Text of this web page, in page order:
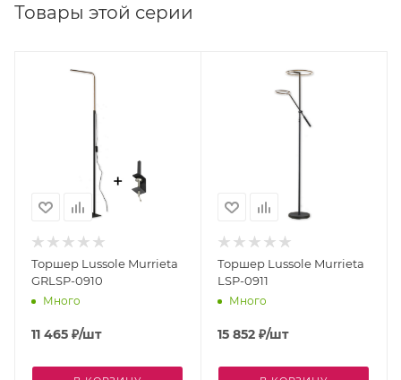
Товары этой серии
Торшер Lussole Murrieta
GRLSP-0910
Много
11 465 ₽/шт
Торшер Lussole Murrieta
LSP-0911
Много
15 852 ₽/шт